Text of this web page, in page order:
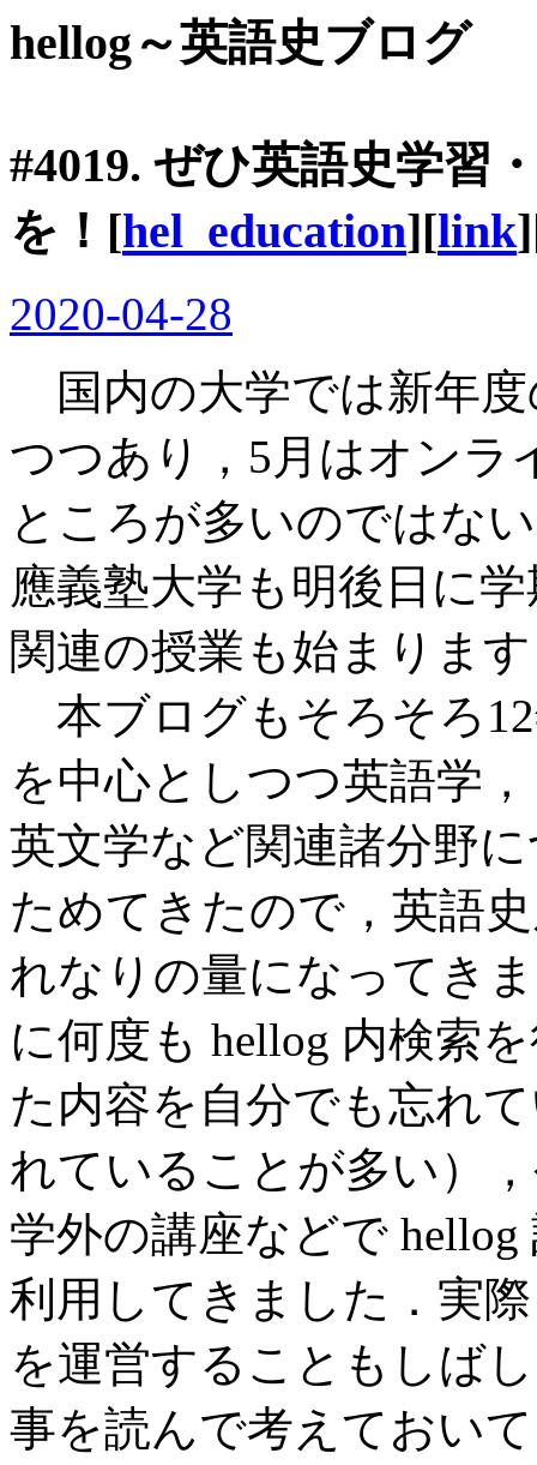
hellog～英語史ブログ
#4019. ぜひ英語史学習
を！[hel_education][link
2020-04-28
国内の大学では新年
つつあり，5月はオンラ
ところが多いのではな
應義塾大学も明後日に
関連の授業も始まりま
本ブログもそろそろ
を中心としつつ英語学
英文学など関連諸分野
ためてきたので，英語
れなりの量になってき
に何度も hellog 内検索
た内容を自分でも忘れ
れていることが多い）
学外の講座などで
利用してきました．実
を運営することもしば
事を読んで考えておい